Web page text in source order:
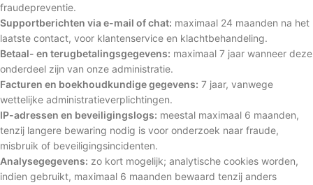
fraudepreventie.
Supportberichten via e-mail of chat: maximaal 24 maanden na het
laatste contact, voor klantenservice en klachtbehandeling.
Betaal- en terugbetalingsgegevens: maximaal 7 jaar wanneer deze
onderdeel zijn van onze administratie.
Facturen en boekhoudkundige gegevens: 7 jaar, vanwege
wettelijke administratieverplichtingen.
IP-adressen en beveiligingslogs: meestal maximaal 6 maanden,
tenzij langere bewaring nodig is voor onderzoek naar fraude,
misbruik of beveiligingsincidenten.
Analysegegevens: zo kort mogelijk; analytische cookies worden,
indien gebruikt, maximaal 6 maanden bewaard tenzij anders